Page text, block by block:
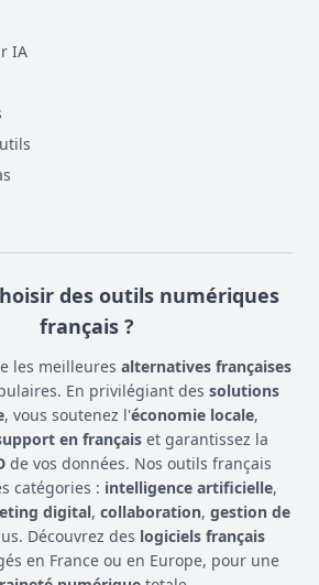
IA
des outils numériques
français ?
les meilleures alternatives françaises
En privilégiant des solutions
, vous soutenez l'économie locale,
en françaiset garantissez la
de vos données. Nos outils français
catégories : intelligence artificielle,
digital, collaboration, gestion de
Découvrez des logiciels français
en France ou en Europe, pour une